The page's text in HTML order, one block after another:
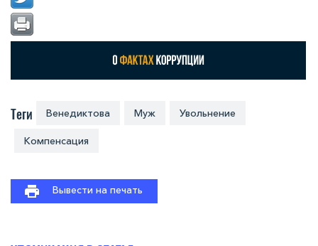
Теги Венедиктова Муж Увольнение
Компенсация
Вывести на печать